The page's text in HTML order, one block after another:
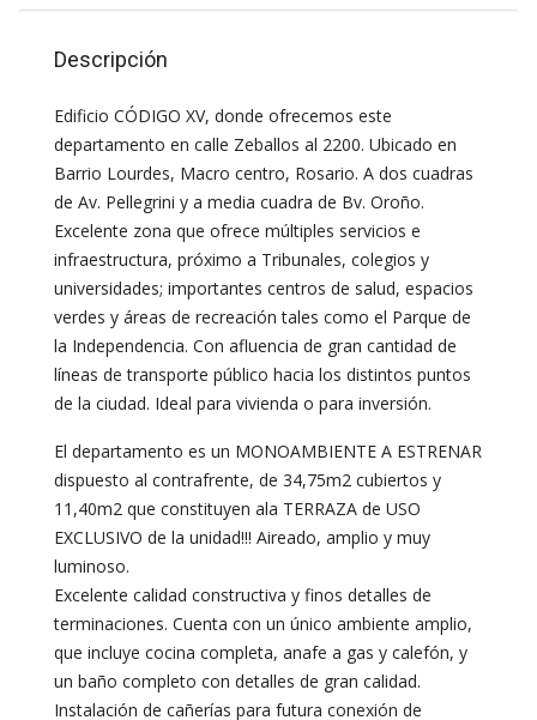
Descripción
Edificio CÓDIGO XV, donde ofrecemos este
departamento en calle Zeballos al 2200. Ubicado en
Barrio Lourdes, Macro centro, Rosario. A dos cuadras
de Av. Pellegrini y a media cuadra de Bv. Oroño.
Excelente zona que ofrece múltiples servicios e
infraestructura, próximo a Tribunales, colegios y
universidades; importantes centros de salud, espacios
verdes y áreas de recreación tales como el Parque de
la Independencia. Con afluencia de gran cantidad de
líneas de transporte público hacia los distintos puntos
de la ciudad. Ideal para vivienda o para inversión.
El departamento es un MONOAMBIENTE A ESTRENAR
dispuesto al contrafrente, de 34,75m2 cubiertos y
11,40m2 que constituyen ala TERRAZA de USO
EXCLUSIVO de la unidad!!! Aireado, amplio y muy
luminoso.
Excelente calidad constructiva y finos detalles de
terminaciones. Cuenta con un único ambiente amplio,
que incluye cocina completa, anafe a gas y calefón, y
un baño completo con detalles de gran calidad.
Instalación de cañerías para futura conexión de